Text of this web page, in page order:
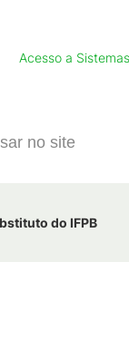
Acesso a Sistemas
do IFPB